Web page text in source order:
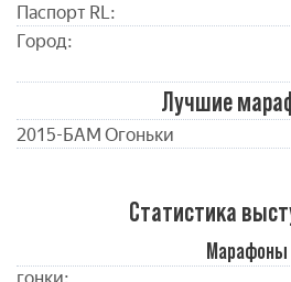
Паспорт RL:
Город:
Лучшие
2015-БАМ Огоньки
Статистика
Марафоны